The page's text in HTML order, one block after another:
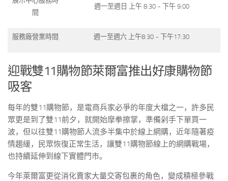
間
週一至週日 上午 8:30 ~ 下午 9:00
服務廠營業時間 週一至週六 上午8:30 ~ 下午17:30
迎戰雙11購物節萊爾富推出好康購物節
吸客
每年的雙11購物節，是電商兵家必爭的年度大檔之一，許多民
眾更是到了雙11前夕，就開始摩拳擦掌，準備剁手下單買一
波，但以往雙11購物節人流多半集中於線上網購，近年隨著疫
情趨緩，民眾恢復正常生活，讓雙11購物節線上的網購戰場，
也持續延伸到線下實體門市。
今年萊爾富更從消化賣家大量交寄包裹的角色，變成積極參戰